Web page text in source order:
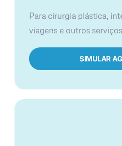
Para cirurgia plástica,
viagens e outros
SIMULAR